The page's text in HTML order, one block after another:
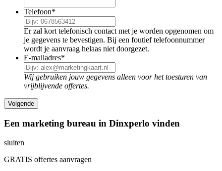
Telefoon*
Er zal kort telefonisch contact met je worden opgenomen om
je gegevens te bevestigen. Bij een foutief telefoonnummer
wordt je aanvraag helaas niet doorgezet.
E-mailadres*
Wij gebruiken jouw gegevens alleen voor het toesturen van
vrijblijvende offertes.
Een marketing bureau in Dinxperlo vinden
sluiten
GRATIS offertes aanvragen